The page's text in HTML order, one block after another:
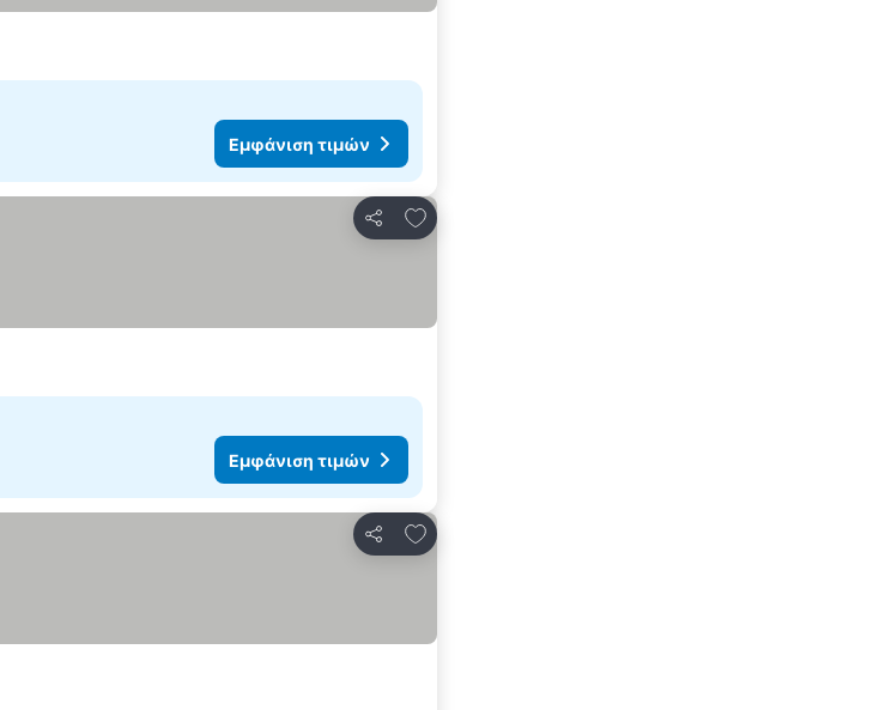
Εμφάνιση τιμών
Κοινοποίηση
Προσθήκη στα αγαπημένα
Εμφάνιση τιμών
Κοινοποίηση
Προσθήκη στα αγαπημένα